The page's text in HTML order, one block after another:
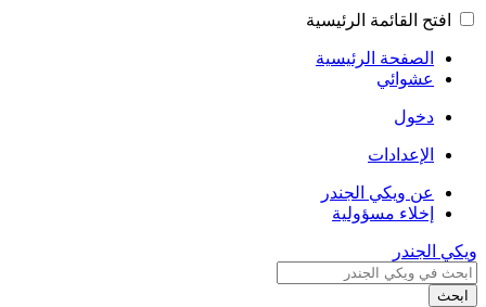
افتح القائمة الرئيسية
الصفحة الرئيسية
عشوائي
دخول
الإعدادات
عن ويكي الجندر
إخلاء مسؤولية
ويكي الجندر
ابحث